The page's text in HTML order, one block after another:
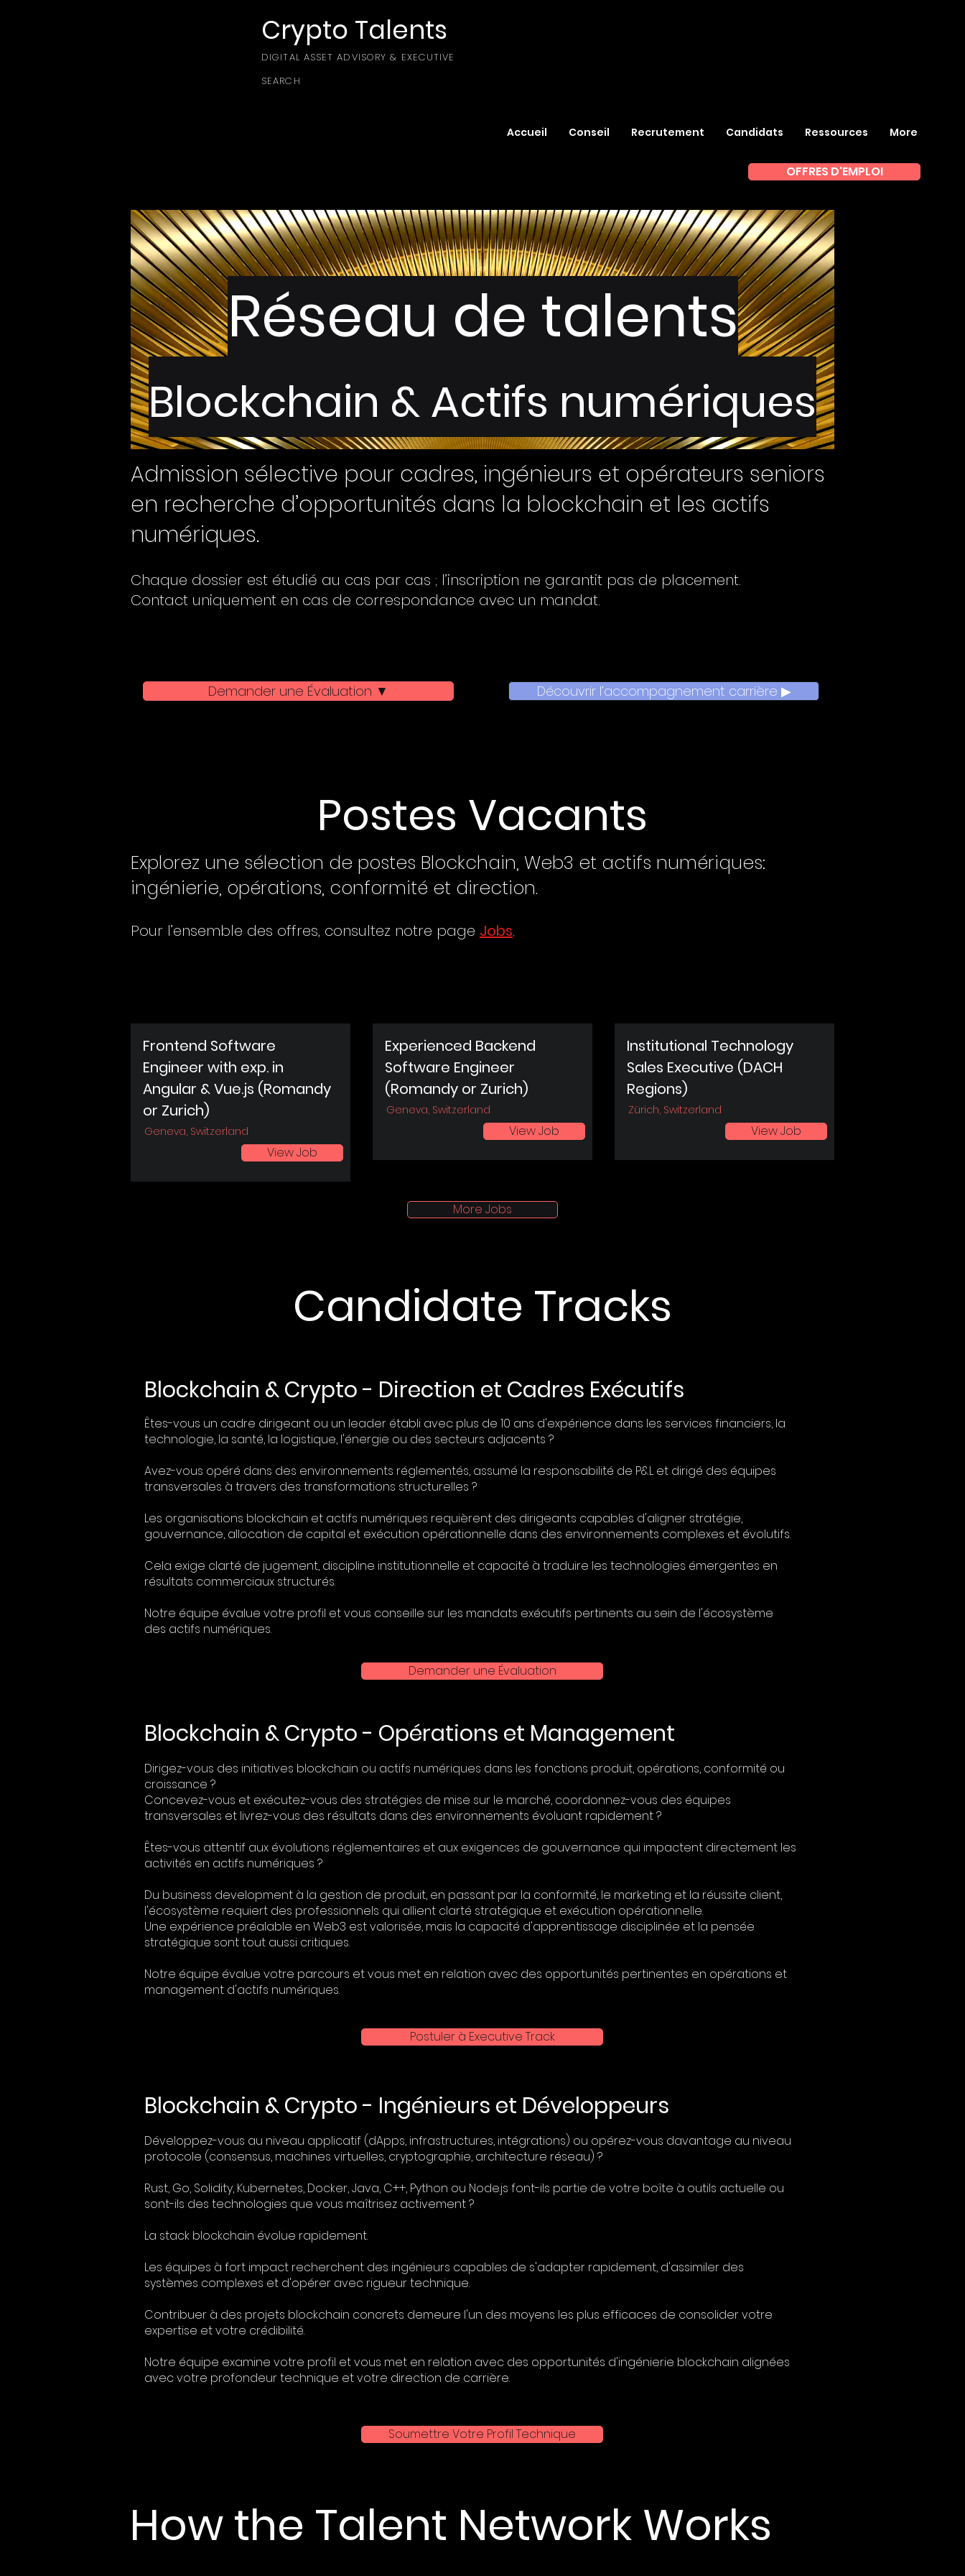
Crypto Talents
DIGITAL ASSET ADVISORY & EXECUTIVE
SEARCH
Accueil Conseil Recrutement Candidats Ressources More
OFFRES D'EMPLOI
Réseau de talents
Blockchain & Actifs numériques
Admission sélective pour cadres, ingénieurs et opérateurs seniors
en recherche d’opportunités dans la blockchain et les actifs
numériques.
Chaque dossier est étudié au cas par cas ; l’inscription ne garantit pas de placement.
Contact uniquement en cas de correspondance avec un mandat.
Demander une Évaluation ▼ Découvrir l’accompagnement carrière ▶
Postes Vacants
Explorez une sélection de postes Blockchain, Web3 et actifs numériques:
ingénierie, opérations, conformité et direction.
Pour l’ensemble des offres, consultez notre page Jobs.
Frontend Software
Engineer with exp. in
Angular & Vue.js (Romandy
or Zurich)
Geneva, Switzerland
View Job
Experienced Backend
Software Engineer
(Romandy or Zurich)
Geneva, Switzerland
View Job
Institutional Technology
Sales Executive (DACH
Regions)
Zürich, Switzerland
View Job
More Jobs
Candidate Tracks
Blockchain & Crypto - Direction et Cadres Exécutifs
Êtes-vous un cadre dirigeant ou un leader établi avec plus de 10 ans d'expérience dans les services financiers, la
technologie, la santé, la logistique, l'énergie ou des secteurs adjacents ?
Avez-vous opéré dans des environnements réglementés, assumé la responsabilité de P&L et dirigé des équipes
transversales à travers des transformations structurelles ?
Les organisations blockchain et actifs numériques requièrent des dirigeants capables d'aligner stratégie,
gouvernance, allocation de capital et exécution opérationnelle dans des environnements complexes et évolutifs.
Cela exige clarté de jugement, discipline institutionnelle et capacité à traduire les technologies émergentes en
résultats commerciaux structurés.
Notre équipe évalue votre profil et vous conseille sur les mandats exécutifs pertinents au sein de l'écosystème
des actifs numériques.
Demander une Évaluation
Blockchain & Crypto - Opérations et Management
Dirigez-vous des initiatives blockchain ou actifs numériques dans les fonctions produit, opérations, conformité ou
croissance ?
Concevez-vous et exécutez-vous des stratégies de mise sur le marché, coordonnez-vous des équipes
transversales et livrez-vous des résultats dans des environnements évoluant rapidement ?
Êtes-vous attentif aux évolutions réglementaires et aux exigences de gouvernance qui impactent directement les
activités en actifs numériques ?
Du business development à la gestion de produit, en passant par la conformité, le marketing et la réussite client,
l'écosystème requiert des professionnels qui allient clarté stratégique et exécution opérationnelle.
Une expérience préalable en Web3 est valorisée, mais la capacité d'apprentissage disciplinée et la pensée
stratégique sont tout aussi critiques.
Notre équipe évalue votre parcours et vous met en relation avec des opportunités pertinentes en opérations et
management d'actifs numériques.
Blockchain & Crypto - Ingénieurs et Développeurs
Développez-vous au niveau applicatif (dApps, infrastructures, intégrations) ou opérez-vous davantage au niveau
protocole (consensus, machines virtuelles, cryptographie, architecture réseau) ?
Rust, Go, Solidity, Kubernetes, Docker, Java, C++, Python ou Node.js font-ils partie de votre boîte à outils actuelle ou
sont-ils des technologies que vous maîtrisez activement ?
La stack blockchain évolue rapidement.
Les équipes à fort impact recherchent des ingénieurs capables de s'adapter rapidement, d'assimiler des
systèmes complexes et d'opérer avec rigueur technique.
Contribuer à des projets blockchain concrets demeure l'un des moyens les plus efficaces de consolider votre
expertise et votre crédibilité.
Notre équipe examine votre profil et vous met en relation avec des opportunités d'ingénierie blockchain alignées
avec votre profondeur technique et votre direction de carrière.
Postuler à Executive Track
Soumettre Votre Profil Technique
How the Talent Network Works